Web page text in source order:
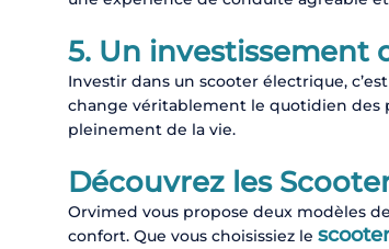
5. Un investissement
Investir dans un scooter électrique,
change véritablement le quotidien des
pleinement de la vie.
Découvrez les
Orvimed vous propose deux modèles
confort. Que vous choisissiez le